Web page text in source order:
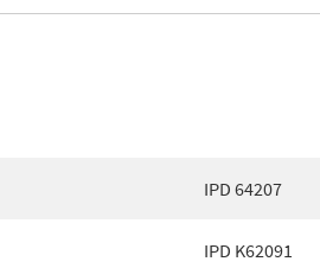
IPD 64207
IPD K62091